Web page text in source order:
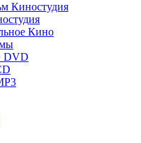
Киностудия
Кино
DVD